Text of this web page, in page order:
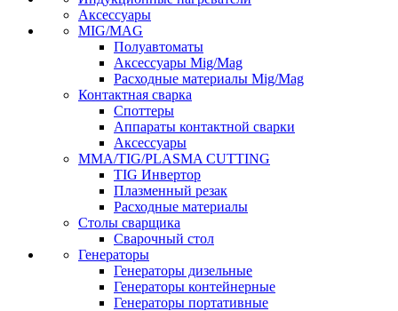
Аксессуары
MIG/MAG
Полуавтоматы
Аксессуары Mig/Mag
Расходные материалы Mig/Mag
Контактная сварка
Споттеры
Аппараты контактной сварки
Аксессуары
MMA/TIG/PLASMA CUTTING
TIG Инвертор
Плазменный резак
Расходные материалы
Столы сварщика
Сварочный стол
Генераторы
Генераторы дизельные
Генераторы контейнерные
Генераторы портативные